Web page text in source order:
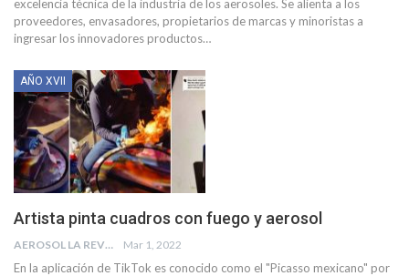
excelencia técnica de la industria de los aerosoles. Se alienta a los
proveedores, envasadores, propietarios de marcas y minoristas a
ingresar los innovadores productos…
AÑO XVII
Artista pinta cuadros con fuego y aerosol
AEROSOL LA REVISTA Mar 1, 2022
En la aplicación de TikTok es conocido como el "Picasso mexicano" por